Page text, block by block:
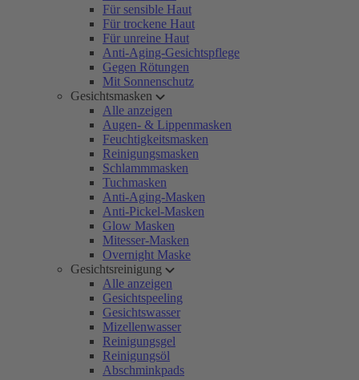
Für sensible Haut
Für trockene Haut
Für unreine Haut
Anti-Aging-Gesichtspflege
Gegen Rötungen
Mit Sonnenschutz
Gesichtsmasken
Alle anzeigen
Augen- & Lippenmasken
Feuchtigkeitsmasken
Reinigungsmasken
Schlammmasken
Tuchmasken
Anti-Aging-Masken
Anti-Pickel-Masken
Glow Masken
Mitesser-Masken
Overnight Maske
Gesichtsreinigung
Alle anzeigen
Gesichtspeeling
Gesichtswasser
Mizellenwasser
Reinigungsgel
Reinigungsöl
Abschminkpads